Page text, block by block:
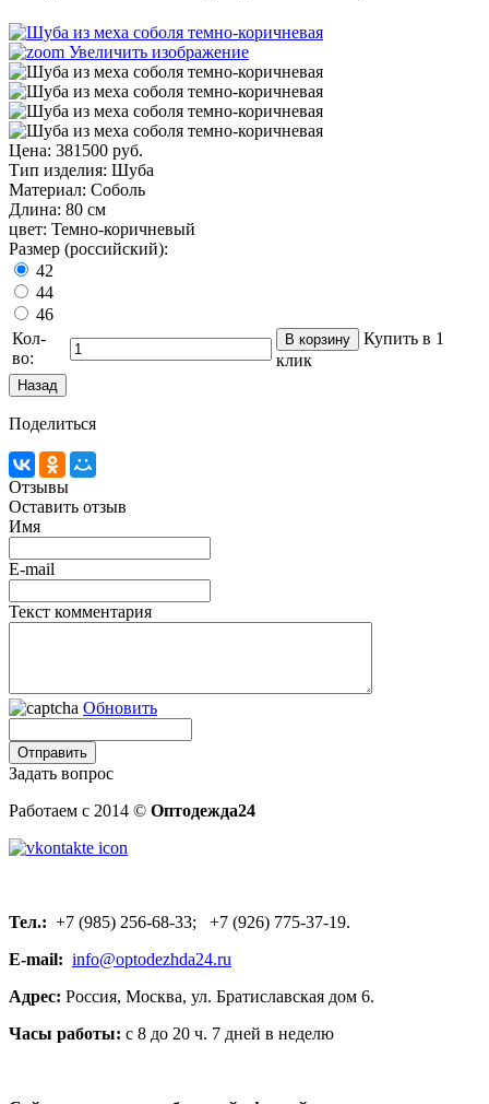
Увеличить изображение
Цена: 381500 руб.
Тип изделия: Шуба
Материал: Соболь
Длина: 80 см
цвет: Темно-коричневый
Размер (российский):
42
44
46
Кол-
во:
Купить в 1
клик
Поделиться
Отзывы
Оставить отзыв
Имя
E-mail
Текст комментария
Обновить
Задать вопрос
Работаем с 2014 © Оптодежда24
Тел.: +7 (985) 256-68-33; +7 (926) 775-37-19.
E-mail: info@optodezhda24.ru
Адрес: Россия, Москва, ул. Братиславская дом 6.
Часы работы: с 8 до 20 ч. 7 дней в неделю